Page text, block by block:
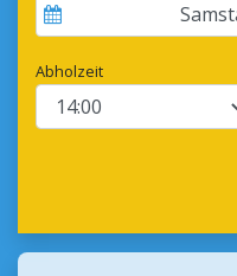
Abholzeit